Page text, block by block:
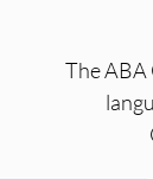
The ABA